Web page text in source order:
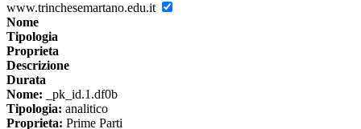
www.trinchesemartano.edu.it
Nome
Tipologia
Proprieta
Descrizione
Durata
Nome: _pk_id.1.df0b
Tipologia: analitico
Proprieta: Prime Parti